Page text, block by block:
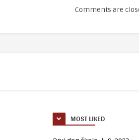
Comments are
MOST LIKED